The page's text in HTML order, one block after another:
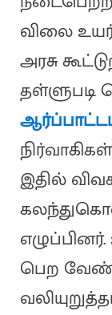
விலை
அரசு
தள்ளுபடி
இதில்
பெற